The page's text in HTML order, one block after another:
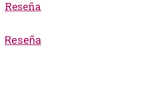
Reseña
Reseña